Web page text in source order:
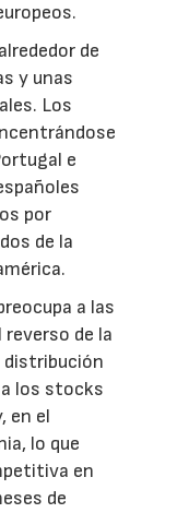
de
y unas
Los
e
por
de la
a las
de la
distribución
los stocks
en el
lo que
en
de